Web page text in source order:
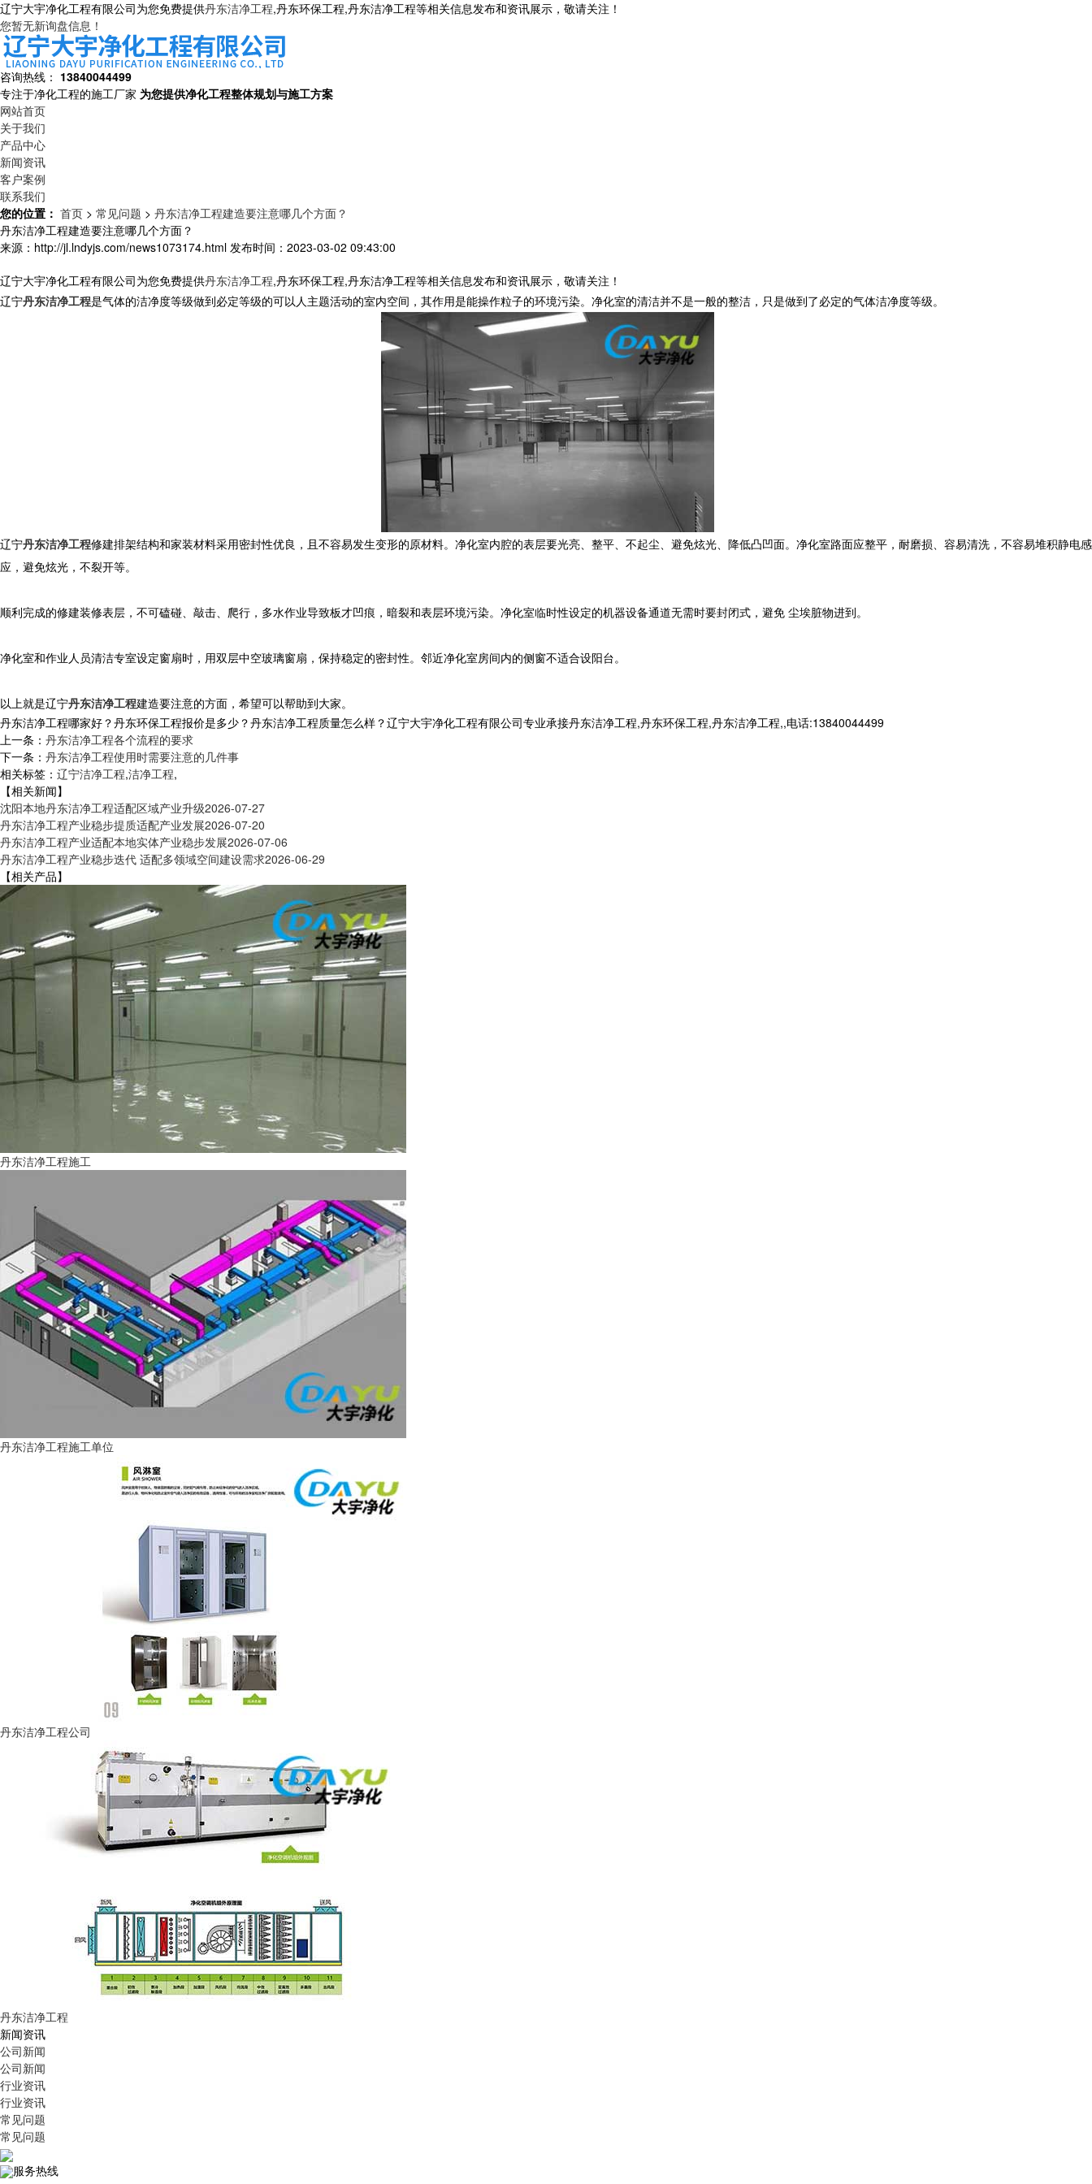
辽宁大宇净化工程有限公司为您免费提供丹东洁净工程,丹东环保工程,丹东洁净工程等相关信息发布和资讯展示，敬请关注！
您暂无新询盘信息！
咨询热线： 13840044499
专注于净化工程的施工厂家 为您提供净化工程整体规划与施工方案
网站首页
关于我们
产品中心
新闻资讯
客户案例
联系我们
您的位置： 首页 > 常见问题 > 丹东洁净工程建造要注意哪几个方面？
丹东洁净工程建造要注意哪几个方面？
来源：http://jl.lndyjs.com/news1073174.html 发布时间：2023-03-02 09:43:00
辽宁大宇净化工程有限公司为您免费提供丹东洁净工程,丹东环保工程,丹东洁净工程等相关信息发布和资讯展示，敬请关注！
辽宁丹东洁净工程是气体的洁净度等级做到必定等级的可以人主题活动的室内空间，其作用是能操作粒子的环境污染。净化室的清洁并不是一般的整洁，只是做到了必定的气体洁净度等级。
辽宁丹东洁净工程修建排架结构和家装材料采用密封性优良，且不容易发生变形的原材料。净化室内腔的表层要光亮、整平、不起尘、避免炫光、降低凸凹面。净化室路面应整平，耐磨损、容易清洗，不容易堆积静电感
应，避免炫光，不裂开等。
顺利完成的修建装修表层，不可磕碰、敲击、爬行，多水作业导致板才凹痕，暗裂和表层环境污染。净化室临时性设定的机器设备通道无需时要封闭式，避免 尘埃脏物进到。
净化室和作业人员清洁专室设定窗扇时，用双层中空玻璃窗扇，保持稳定的密封性。邻近净化室房间内的侧窗不适合设阳台。
以上就是辽宁丹东洁净工程建造要注意的方面，希望可以帮助到大家。
丹东洁净工程哪家好？丹东环保工程报价是多少？丹东洁净工程质量怎么样？辽宁大宇净化工程有限公司专业承接丹东洁净工程,丹东环保工程,丹东洁净工程,,电话:13840044499
上一条： 丹东洁净工程各个流程的要求
下一条： 丹东洁净工程使用时需要注意的几件事
相关标签： 辽宁洁净工程,洁净工程,
【相关新闻】
沈阳本地丹东洁净工程适配区域产业升级2026-07-27
丹东洁净工程产业稳步提质适配产业发展2026-07-20
丹东洁净工程产业适配本地实体产业稳步发展2026-07-06
丹东洁净工程产业稳步迭代 适配多领域空间建设需求2026-06-29
【相关产品】
丹东洁净工程施工
丹东洁净工程施工单位
丹东洁净工程公司
丹东洁净工程
新闻资讯
公司新闻
公司新闻
行业资讯
行业资讯
常见问题
常见问题
服务热线